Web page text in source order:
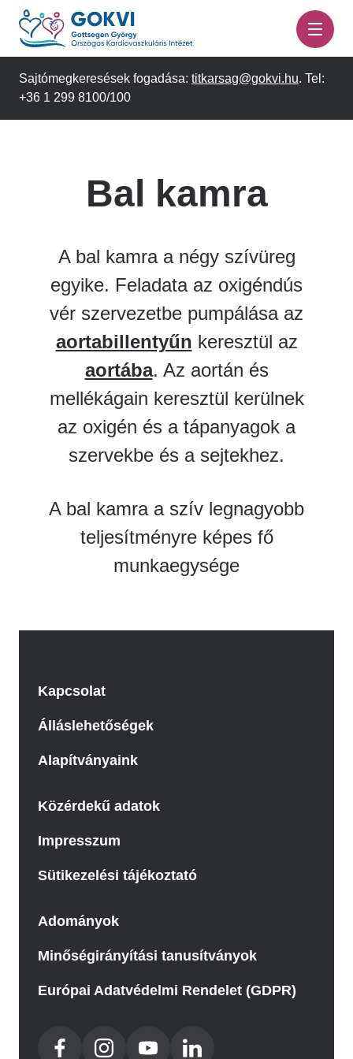
Ugrás
tartalomra
Sajtómegkeresések fogadása: titkarsag@gokvi.hu. Tel:
+36 1 299 8100/100
Bal kamra
A bal kamra a négy szívüreg
egyike. Feladata az oxigéndús
vér szervezetbe pumpálása az
aortabillentyűn keresztül az
aortába. Az aortán és
mellékágain keresztül kerülnek
az oxigén és a tápanyagok a
szervekbe és a sejtekhez.
A bal kamra a szív legnagyobb
teljesítményre képes fő
munkaegysége
Kapcsolat
Álláslehetőségek
Alapítványaink
Közérdekű adatok
Impresszum
Sütikezelési tájékoztató
Adományok
Minőségirányítási tanusítványok
Európai Adatvédelmi Rendelet (GDPR)